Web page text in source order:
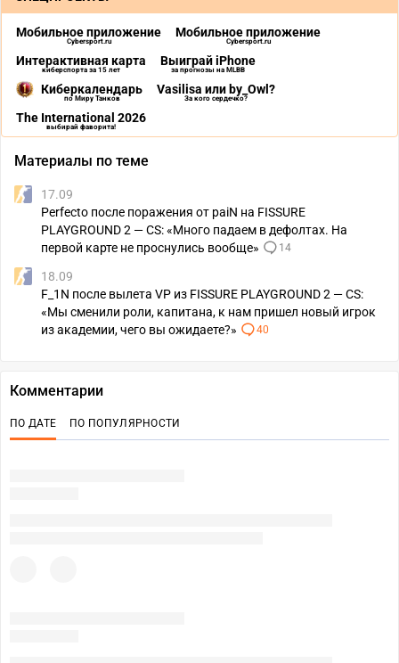
Мобильное приложение
Cybersport.ru
Мобильное приложение
Cybersport.ru
Интерактивная карта
киберспорта за 15 лет
Выиграй iPhone
за прогнозы на MLBB
Киберкалендарь
по Миру Танков
Vasilisa или by_Owl?
За кого сердечко?
The International 2026
выбирай фаворита!
Материалы по теме
17.09
Perfecto после поражения от paiN на FISSURE
PLAYGROUND 2 — CS: «Много падаем в дефолтах. На
первой карте не проснулись вообще»
14
18.09
F_1N после вылета VP из FISSURE PLAYGROUND 2 — CS:
«Мы сменили роли, капитана, к нам пришел новый игрок
из академии, чего вы ожидаете?»
40
Комментарии
ПО ДАТЕ ПО ПОПУЛЯРНОСТИ